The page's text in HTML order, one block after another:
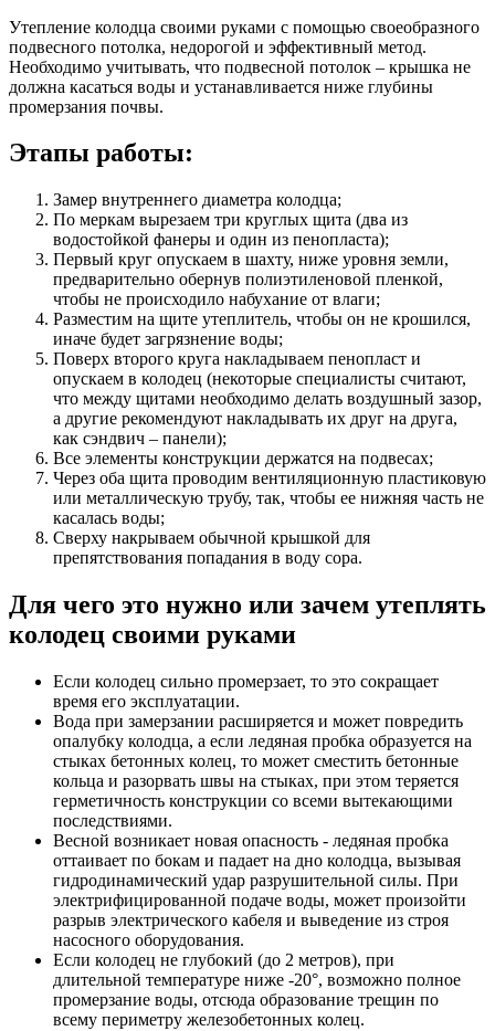
Утепление колодца своими руками с помощью своеобразного
подвесного потолка, недорогой и эффективный метод.
Необходимо учитывать, что подвесной потолок – крышка не
должна касаться воды и устанавливается ниже глубины
промерзания почвы.
Этапы работы:
Замер внутреннего диаметра колодца;
По меркам вырезаем три круглых щита (два из
водостойкой фанеры и один из пенопласта);
Первый круг опускаем в шахту, ниже уровня земли,
предварительно обернув полиэтиленовой пленкой,
чтобы не происходило набухание от влаги;
Разместим на щите утеплитель, чтобы он не крошился,
иначе будет загрязнение воды;
Поверх второго круга накладываем пенопласт и
опускаем в колодец (некоторые специалисты считают,
что между щитами необходимо делать воздушный зазор,
а другие рекомендуют накладывать их друг на друга,
как сэндвич – панели);
Все элементы конструкции держатся на подвесах;
Через оба щита проводим вентиляционную пластиковую
или металлическую трубу, так, чтобы ее нижняя часть не
касалась воды;
Сверху накрываем обычной крышкой для
препятствования попадания в воду сора.
Для чего это нужно или зачем утеплять
колодец своими руками
Если колодец сильно промерзает, то это сокращает
время его эксплуатации.
Вода при замерзании расширяется и может повредить
опалубку колодца, а если ледяная пробка образуется на
стыках бетонных колец, то может сместить бетонные
кольца и разорвать швы на стыках, при этом теряется
герметичность конструкции со всеми вытекающими
последствиями.
Весной возникает новая опасность - ледяная пробка
оттаивает по бокам и падает на дно колодца, вызывая
гидродинамический удар разрушительной силы. При
электрифицированной подаче воды, может произойти
разрыв электрического кабеля и выведение из строя
насосного оборудования.
Если колодец не глубокий (до 2 метров), при
длительной температуре ниже -20°, возможно полное
промерзание воды, отсюда образование трещин по
всему периметру железобетонных колец.